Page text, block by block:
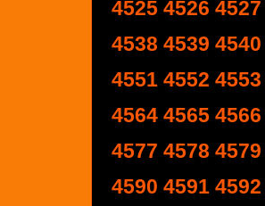
4525 4526 4527
4538 4539 4540
4551 4552 4553
4564 4565 4566
4577 4578 4579
4590 4591 4592